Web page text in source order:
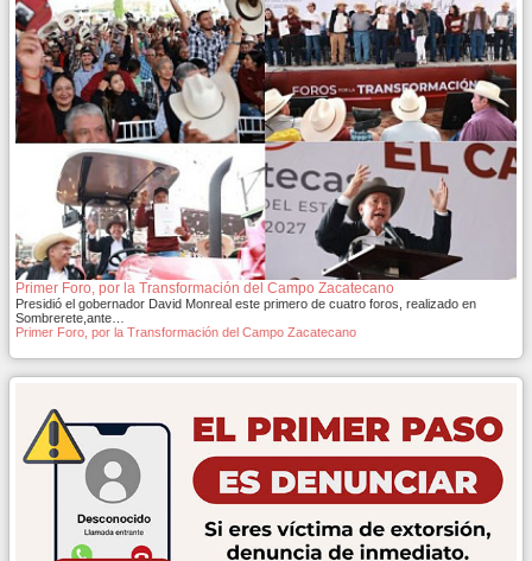
Primer Foro, por la Transformación del Campo Zacatecano
Presidió el gobernador David Monreal este primero de cuatro foros, realizado en
Sombrerete,ante…
Primer Foro, por la Transformación del Campo Zacatecano